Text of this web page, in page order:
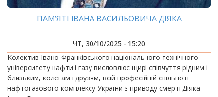
ПАМ’ЯТІ ІВАНА ВАСИЛЬОВИЧА ДІЯКА
ЧТ, 30/10/2025 - 15:20
Колектив Івано-Франківського національного технічного
університету нафти і газу висловлює щирі співчуття рідним і
близьким, колегам і друзям, всій професійній спільноті
нафтогазового комплексу України з приводу смерті Діяка